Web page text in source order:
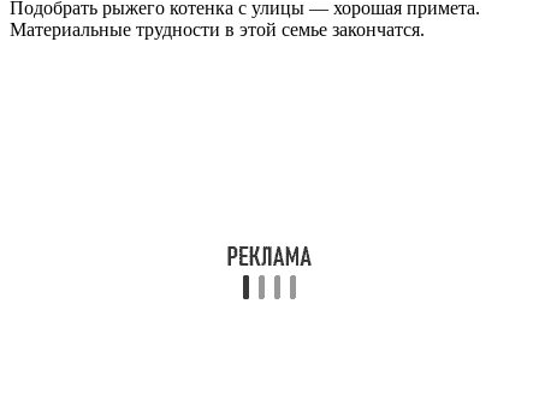
Подобрать рыжего котенка с улицы — хорошая примета.
Материальные трудности в этой семье закончатся.